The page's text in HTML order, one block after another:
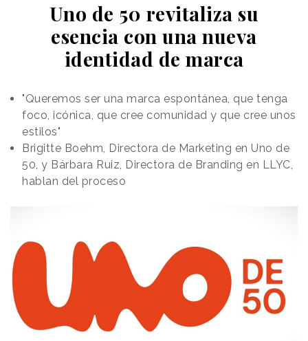
Uno de 50 revitaliza su
esencia con una nueva
identidad de marca
"Queremos ser una marca espontánea, que tenga
foco, icónica, que cree comunidad y que cree unos
estilos"
Brigitte Boehm, Directora de Marketing en Uno de
50, y Bárbara Ruiz, Directora de Branding en LLYC,
hablan del proceso